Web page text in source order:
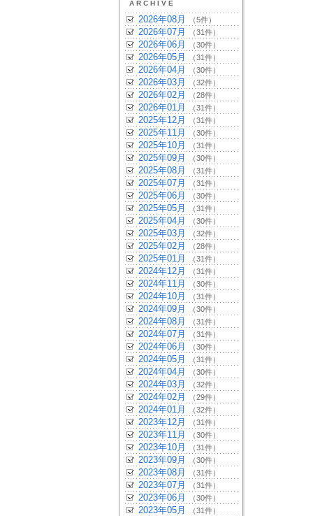
ARCHIVE
2026年08月 （5件）
2026年07月 （31件）
2026年06月 （30件）
2026年05月 （31件）
2026年04月 （30件）
2026年03月 （32件）
2026年02月 （28件）
2026年01月 （31件）
2025年12月 （31件）
2025年11月 （30件）
2025年10月 （31件）
2025年09月 （30件）
2025年08月 （31件）
2025年07月 （31件）
2025年06月 （30件）
2025年05月 （31件）
2025年04月 （30件）
2025年03月 （32件）
2025年02月 （28件）
2025年01月 （31件）
2024年12月 （31件）
2024年11月 （30件）
2024年10月 （31件）
2024年09月 （30件）
2024年08月 （31件）
2024年07月 （31件）
2024年06月 （30件）
2024年05月 （31件）
2024年04月 （30件）
2024年03月 （32件）
2024年02月 （29件）
2024年01月 （32件）
2023年12月 （31件）
2023年11月 （30件）
2023年10月 （31件）
2023年09月 （30件）
2023年08月 （31件）
2023年07月 （31件）
2023年06月 （30件）
2023年05月 （31件）